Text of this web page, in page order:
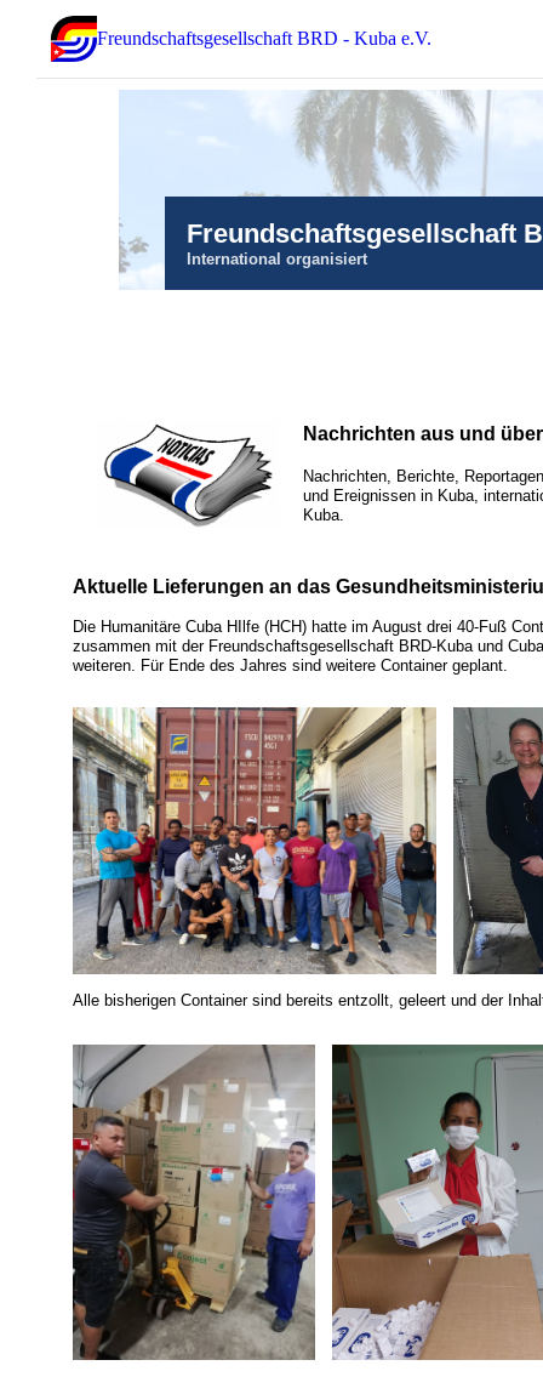
Freundschaftsgesellschaft BRD - Kuba e.V.
Freundschaftsgesellschaft
International organisiert
Nachrichten aus und
Nachrichten, Berichte,
und Ereignissen in Kuba,
Kuba.
Aktuelle Lieferungen an das
Die Humanitäre Cuba HIlfe (HCH) hatte im August drei 40-Fuß
zusammen mit der Freundschaftsgesellschaft BRD-Kuba und
weiteren. Für Ende des Jahres sind weitere Container geplant.
Alle bisherigen Container sind bereits entzollt, geleert und der